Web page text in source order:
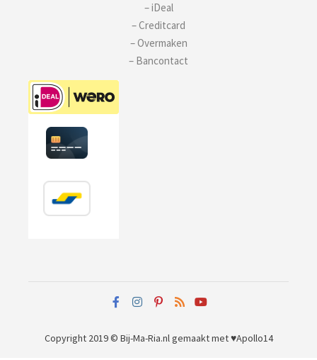
– iDeal
– Creditcard
– Overmaken
– Bancontact
Copyright 2019 © Bij-Ma-Ria.nlgemaakt met ♥Apollo14